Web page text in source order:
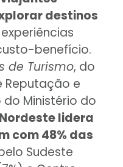
destinos
benefício.
de Turismo, do
Reputação e
do Ministério do
Nordeste lidera
com 48% das
Sudeste